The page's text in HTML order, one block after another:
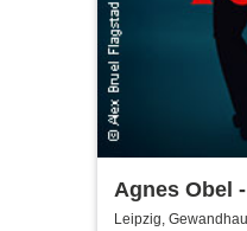
Agnes Obel
Leipzig,